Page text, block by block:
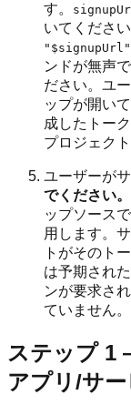
す。
いてくださ
"$signupUrl"
ンドが無声
ださい。ユ
ップが開い
成したトー
プロジェク
ユーザーが
でください。
ップソース
用します。
トがそのト
は予期され
ンが要求さ
ていません。
ステップ 1
アプリ/サ